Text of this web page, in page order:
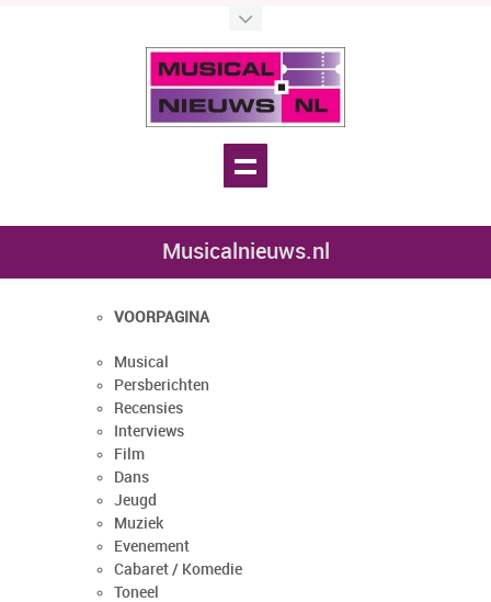
Musicalnieuws.nl
VOORPAGINA
Musical
Persberichten
Recensies
Interviews
Film
Dans
Jeugd
Muziek
Evenement
Cabaret / Komedie
Toneel